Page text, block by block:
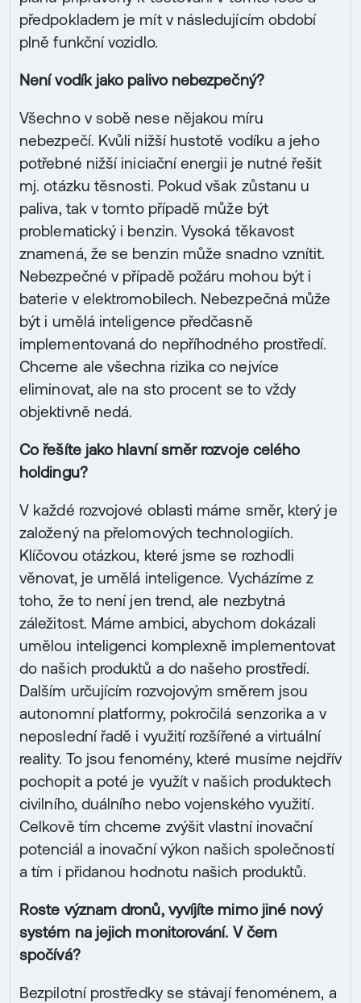
předpokladem je mít v následujícím období
plně funkční vozidlo.
Není vodík jako palivo nebezpečný?
Všechno v sobě nese nějakou míru
nebezpečí. Kvůli nižší hustotě vodíku a jeho
potřebné nižší iniciační energii je nutné řešit
mj. otázku těsnosti. Pokud však zůstanu u
paliva, tak v tomto případě může být
problematický i benzin. Vysoká těkavost
znamená, že se benzin může snadno vznítit.
Nebezpečné v případě požáru mohou být i
baterie v elektromobilech. Nebezpečná může
být i umělá inteligence předčasně
implementovaná do nepříhodného prostředí.
Chceme ale všechna rizika co nejvíce
eliminovat, ale na sto procent se to vždy
objektivně nedá.
Co řešíte jako hlavní směr rozvoje celého
holdingu?
V každé rozvojové oblasti máme směr, který je
založený na přelomových technologiích.
Klíčovou otázkou, které jsme se rozhodli
věnovat, je umělá inteligence. Vycházíme z
toho, že to není jen trend, ale nezbytná
záležitost. Máme ambici, abychom dokázali
umělou inteligenci komplexně implementovat
do našich produktů a do našeho prostředí.
Dalším určujícím rozvojovým směrem jsou
autonomní platformy, pokročilá senzorika a v
neposlední řadě i využití rozšířené a virtuální
reality. To jsou fenomény, které musíme nejdřív
pochopit a poté je využít v našich produktech
civilního, duálního nebo vojenského využití.
Celkově tím chceme zvýšit vlastní inovační
potenciál a inovační výkon našich společností
a tím i přidanou hodnotu našich produktů.
Roste význam dronů, vyvíjíte mimo jiné nový
systém na jejich monitorování. V čem
spočívá?
Bezpilotní prostředky se stávají fenoménem, a